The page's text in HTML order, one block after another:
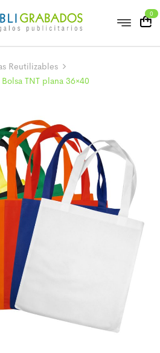
0
Reutilizables
Bolsa TNT plana 36×40